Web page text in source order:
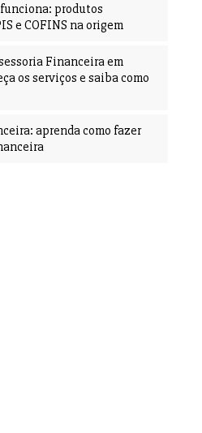
produtos
e COFINS na origem
Financeira em
os serviços e saiba como
aprenda como fazer